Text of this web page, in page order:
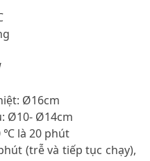
Ø16cm
Ø10- Ø14cm
℃ là 20 phút
(trễ và tiếp tục chạy),